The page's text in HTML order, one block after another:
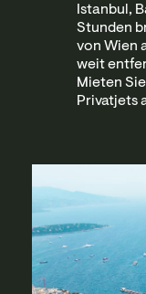
Istanbul,
Stunden
von Wien
weit
Mieten
Privatjets